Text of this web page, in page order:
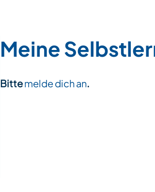
Meine
Bittemelde dich an.